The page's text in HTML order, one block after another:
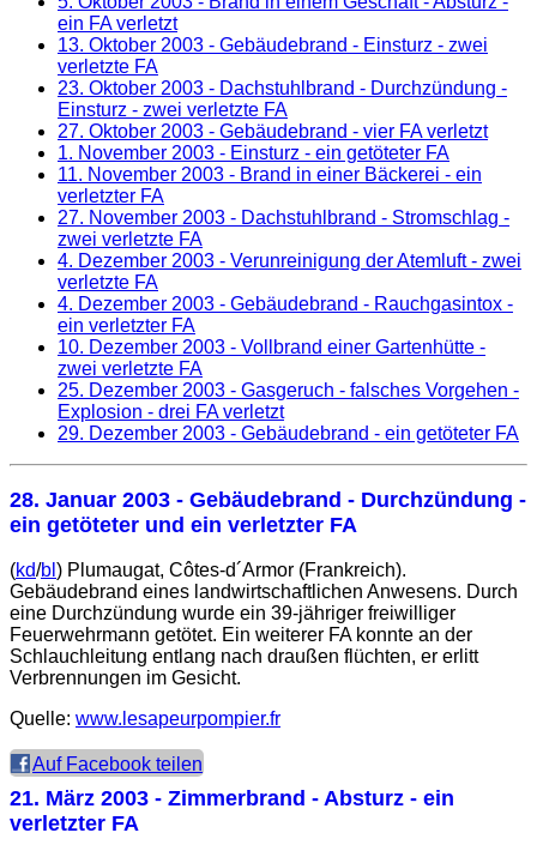
ein FA verletzt
13. Oktober 2003 - Gebäudebrand - Einsturz - zwei
verletzte FA
23. Oktober 2003 - Dachstuhlbrand - Durchzündung -
Einsturz - zwei verletzte FA
27. Oktober 2003 - Gebäudebrand - vier FA verletzt
1. November 2003 - Einsturz - ein getöteter FA
11. November 2003 - Brand in einer Bäckerei - ein
verletzter FA
27. November 2003 - Dachstuhlbrand - Stromschlag -
zwei verletzte FA
4. Dezember 2003 - Verunreinigung der Atemluft - zwei
verletzte FA
4. Dezember 2003 - Gebäudebrand - Rauchgasintox -
ein verletzter FA
10. Dezember 2003 - Vollbrand einer Gartenhütte -
zwei verletzte FA
25. Dezember 2003 - Gasgeruch - falsches Vorgehen -
Explosion - drei FA verletzt
29. Dezember 2003 - Gebäudebrand - ein getöteter FA
28. Januar 2003 - Gebäudebrand - Durchzündung -
ein getöteter und ein verletzter FA
(kd/bl ) Plumaugat, Côtes-d´Armor (Frankreich).
Gebäudebrand eines landwirtschaftlichen Anwesens. Durch
eine Durchzündung wurde ein 39-jähriger freiwilliger
Feuerwehrmann getötet. Ein weiterer FA konnte an der
Schlauchleitung entlang nach draußen flüchten, er erlitt
Verbrennungen im Gesicht.
Quelle: www.lesapeurpompier.fr
Auf Facebook teilen
21. März 2003 - Zimmerbrand - Absturz - ein
verletzter FA